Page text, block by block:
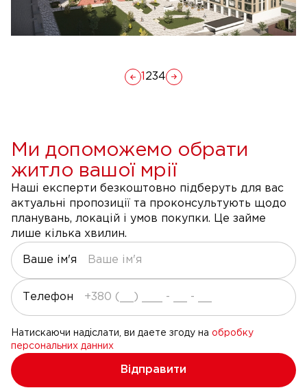
1 234
Ми допоможемо обрати
житло вашої мрії
Наші експерти безкоштовно підберуть для вас
актуальні пропозиції та проконсультують щодо
планувань, локацій і умов покупки. Це займе
лише кілька хвилин.
Ваше ім'я
Телефон
Натискаючи надіслати, ви даете згоду на обробку
персональних данних
Відправити